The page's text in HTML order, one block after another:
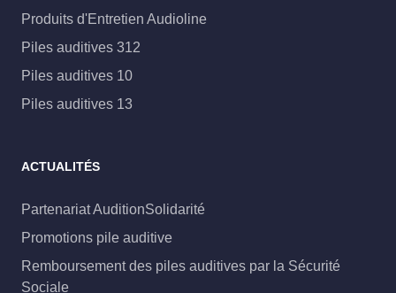
Produits d'Entretien Audioline
Piles auditives 312
Piles auditives 10
Piles auditives 13
ACTUALITÉS
Partenariat AuditionSolidarité
Promotions pile auditive
Remboursement des piles auditives par la Sécurité
Sociale